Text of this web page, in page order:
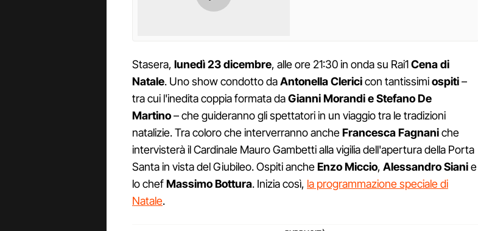
Stasera, lunedì 23 dicembre, alle ore 21:30 in onda su Rai1Cena di
Natale. Uno show condotto daAntonella Clericicon tantissimiospiti–
tra cui l'inedita coppia formata daGianni Morandi e Stefano De
Martino– che guideranno gli spettatori in un viaggio tra le tradizioni
natalizie. Tra coloro che interverranno ancheFrancesca Fagnaniche
intervisterà il Cardinale Mauro Gambetti alla vigilia dell'apertura della Porta
Santa in vista del Giubileo. Ospiti ancheEnzo Miccio, Alessandro Sianie
lo chefMassimo Bottura. Inizia così, la programmazione speciale di
Natale.